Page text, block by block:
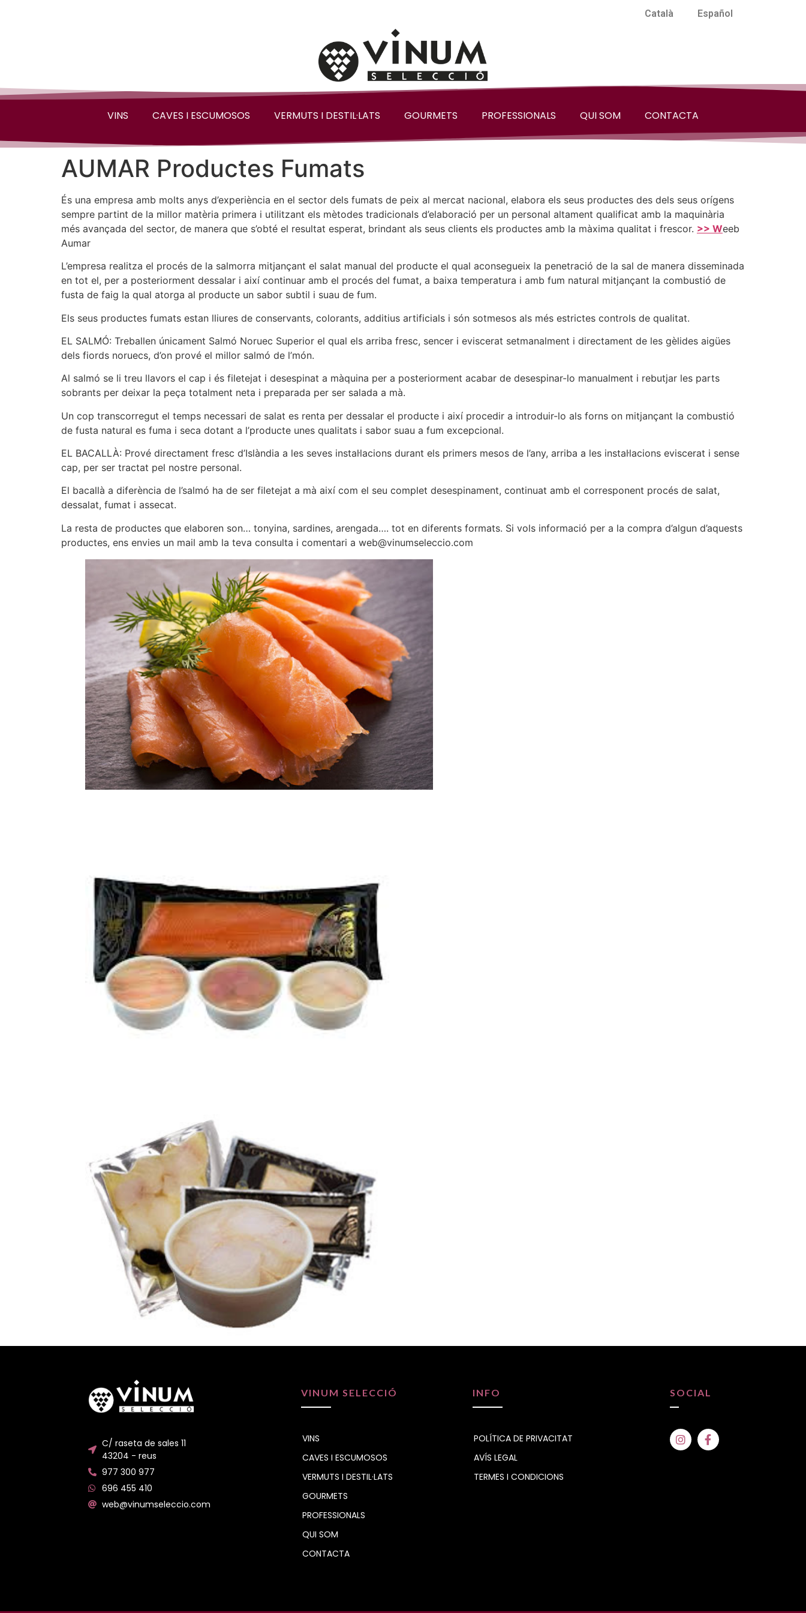
Català Español
VINS CAVES I ESCUMOSOS VERMUTS I DESTIL·LATS GOURMETS PROFESSIONALS QUI SOM CONTACTA
AUMAR Productes Fumats
És una empresa amb molts anys d’experiència en el sector dels fumats de peix al mercat nacional, elabora els seus productes des dels seus orígens
sempre partint de la millor matèria primera i utilitzant els mètodes tradicionals d’elaboració per un personal altament qualificat amb la maquinària
més avançada del sector, de manera que s’obté el resultat esperat, brindant als seus clients els productes amb la màxima qualitat i frescor. >> Weeb
Aumar
L’empresa realitza el procés de la salmorra mitjançant el salat manual del producte el qual aconsegueix la penetració de la sal de manera disseminada
en tot el, per a posteriorment dessalar i així continuar amb el procés del fumat, a baixa temperatura i amb fum natural mitjançant la combustió de
fusta de faig la qual atorga al producte un sabor subtil i suau de fum.
Els seus productes fumats estan lliures de conservants, colorants, additius artificials i són sotmesos als més estrictes controls de qualitat.
EL SALMÓ: Treballen únicament Salmó Noruec Superior el qual els arriba fresc, sencer i eviscerat setmanalment i directament de les gèlides aigües
dels fiords noruecs, d’on prové el millor salmó de l’món.
Al salmó se li treu llavors el cap i és filetejat i desespinat a màquina per a posteriorment acabar de desespinar-lo manualment i rebutjar les parts
sobrants per deixar la peça totalment neta i preparada per ser salada a mà.
Un cop transcorregut el temps necessari de salat es renta per dessalar el producte i així procedir a introduir-lo als forns on mitjançant la combustió
de fusta natural es fuma i seca dotant a l’producte unes qualitats i sabor suau a fum excepcional.
EL BACALLÀ: Prové directament fresc d’Islàndia a les seves instal·lacions durant els primers mesos de l’any, arriba a les instal·lacions eviscerat i sense
cap, per ser tractat pel nostre personal.
El bacallà a diferència de l’salmó ha de ser filetejat a mà així com el seu complet desespinament, continuat amb el corresponent procés de salat,
dessalat, fumat i assecat.
La resta de productes que elaboren son… tonyina, sardines, arengada…. tot en diferents formats. Si vols informació per a la compra d’algun d’aquests
productes, ens envies un mail amb la teva consulta i comentari a web@vinumseleccio.com
C/ raseta de sales 11
43204 - reus
977 300 977
696 455 410
web@vinumseleccio.com
VINUM SELECCIÓ
VINS
CAVES I ESCUMOSOS
VERMUTS I DESTIL·LATS
GOURMETS
PROFESSIONALS
QUI SOM
CONTACTA
INFO
POLÍTICA DE PRIVACITAT
AVÍS LEGAL
TERMES I CONDICIONS
SOCIAL